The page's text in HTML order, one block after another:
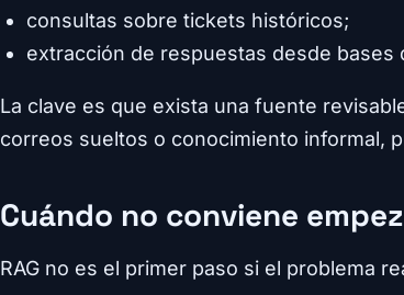
consultas sobre tickets históricos;
extracción de respuestas desde bases
La clave es que exista una fuente
correos sueltos o conocimiento informal,
Cuándo no conviene
RAG no es el primer paso si el problema